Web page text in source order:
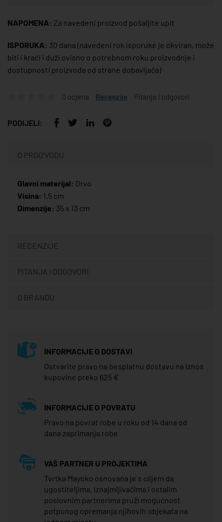
NAPOMENA: Za navedeni proizvod pošaljite upit
ISPORUKA: 30 dana (navedeni rok isporuke je okviran, može
biti i kraći i duži ovisno o potrebnom roku proizvodnje i
dostupnosti proizvoda od strane dobavljača)
0 ocjena Recenzije Pitanja i odgovori
PODIJELI:
O PROIZVODU
Glavni materijal: Drvo
Visina: 1,5 cm
Dimenzije: 35 x 13 cm
RECENZIJE
PITANJA I ODGOVORI
O BRANDU
INFORMACIJE O DOSTAVI
Ostvarite pravo na besplatnu dostavu na iznos
kupovine preko 625 €
INFORMACIJE O POVRATU
Pravo na povrat robe u roku od 14 dana od
dana zaprimanja robe
VAŠ PARTNER U PROJEKTIMA
Tvrtka Mayoko osnovana je s ciljem da
ugostiteljima, iznajmljivačima i ostalim
poslovnim partnerima pruži mogućnost
potpunog opremanja njihovih objekata na